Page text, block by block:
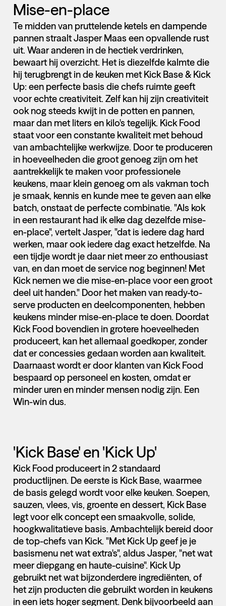
Mise-en-place
Te midden van pruttelende ketels en dampende
pannen straalt Jasper Maas een opvallende rust
uit. Waar anderen in de hectiek verdrinken,
bewaart hij overzicht. Het is diezelfde kalmte die
hij terugbrengt in de keuken met Kick Base & Kick
Up: een perfecte basis die chefs ruimte geeft
voor echte creativiteit. Zelf kan hij zijn creativiteit
ook nog steeds kwijt in de potten en pannen,
maar dan met liters en kilo's tegelijk. Kick Food
staat voor een constante kwaliteit met behoud
van ambachtelijke werkwijze. Door te produceren
in hoeveelheden die groot genoeg zijn om het
aantrekkelijk te maken voor professionele
keukens, maar klein genoeg om als vakman toch
je smaak, kennis en kunde mee te geven aan elke
batch, onstaat de perfecte combinatie. "Als kok
in een restaurant had ik elke dag dezelfde mise-
en-place", vertelt Jasper, "dat is iedere dag hard
werken, maar ook iedere dag exact hetzelfde. Na
een tijdje wordt je daar niet meer zo enthousiast
van, en dan moet de service nog beginnen! Met
Kick nemen we die mise-en-place voor een groot
deel uit handen." Door het maken van ready-to-
serve producten en deelcomponenten, hebben
keukens minder mise-en-place te doen. Doordat
Kick Food bovendien in grotere hoeveelheden
produceert, kan het allemaal goedkoper, zonder
dat er concessies gedaan worden aan kwaliteit.
Daarnaast wordt er door klanten van Kick Food
bespaard op personeel en kosten, omdat er
minder uren en minder mensen nodig zijn. Een
Win-win dus.
'Kick Base' en 'Kick Up'
Kick Food produceert in 2 standaard
productlijnen. De eerste is Kick Base, waarmee
de basis gelegd wordt voor elke keuken. Soepen,
sauzen, vlees, vis, groente en dessert, Kick Base
legt voor elk concept een smaakvolle, solide,
hoogkwalitatieve basis. Ambachtelijk bereid door
de top-chefs van Kick. "Met Kick Up geef je je
basismenu net wat extra's", aldus Jasper, "net wat
meer diepgang en haute-cuisine". Kick Up
gebruikt net wat bijzonderdere ingrediënten, of
het zijn producten die gebruikt worden in keukens
in een iets hoger segment. Denk bijvoorbeeld aan